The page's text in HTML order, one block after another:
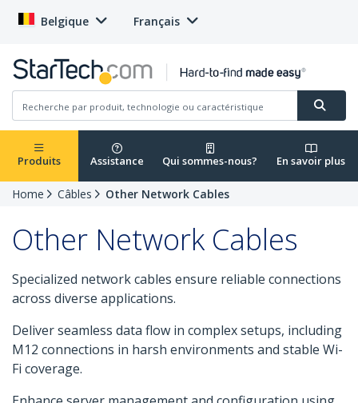
Belgique Français
Produits Assistance Qui sommes-nous? En savoir plus
Home Câbles Other Network Cables
Other Network Cables
Specialized network cables ensure reliable connections
across diverse applications.
Deliver seamless data flow in complex setups, including
M12 connections in harsh environments and stable Wi-
Fi coverage.